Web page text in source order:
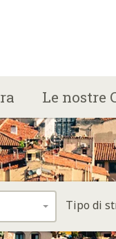
Le nostre
Tipo di